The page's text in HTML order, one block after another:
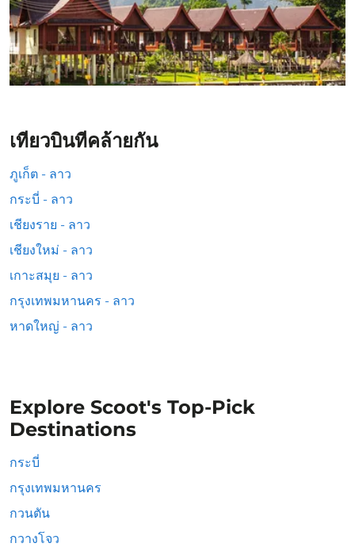
เที่ยวบินที่คล้ายกัน
ภูเก็ต - ลาว
กระบี่ - ลาว
เชียงราย - ลาว
เชียงใหม่ - ลาว
เกาะสมุย - ลาว
กรุงเทพมหานคร - ลาว
หาดใหญ่ - ลาว
Explore Scoot's Top-Pick
Destinations
กระบี่
กรุงเทพมหานคร
กวนตัน
กวางโจว